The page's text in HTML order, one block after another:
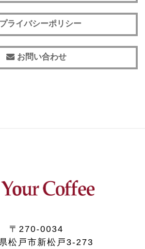
プライバシーポリシー
お問い合わせ
〒270-0034
松戸市新松戸3-273